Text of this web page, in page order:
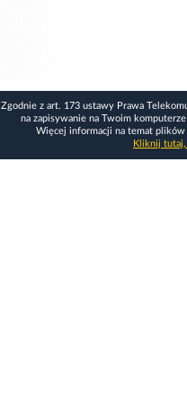
Zgodnie z art. 173 ustawy Prawa
na zapisywanie na Twoim
Więcej informacji na temat
Kliknij